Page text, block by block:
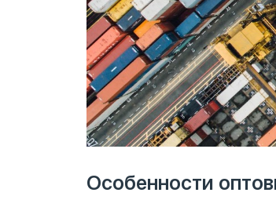
Особенности